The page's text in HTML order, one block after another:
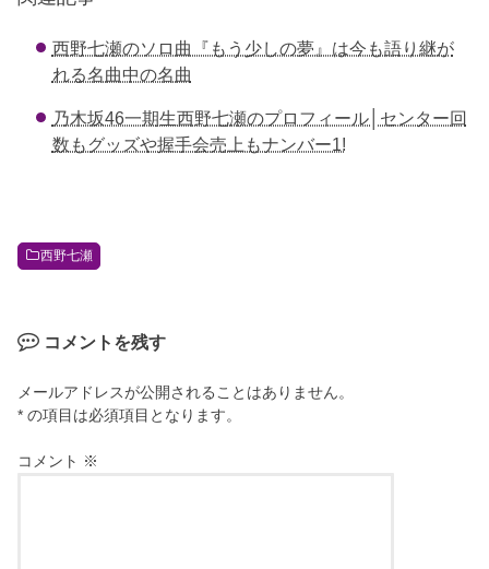
b
o
o
k
a
西野七瀬のソロ曲『もう少しの夢』は今も語り継が
れる名曲中の名曲
乃木坂46一期生西野七瀬のプロフィール│センター回
数もグッズや握手会売上もナンバー1!
西野七瀬
コメントを残す
メールアドレスが公開されることはありません。
* の項目は必須項目となります。
コメント ※